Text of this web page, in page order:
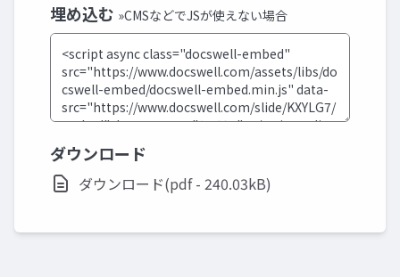
埋め込む »CMSなどでJSが使えない場合
ダウンロード
ダウンロード(pdf - 240.03kB)